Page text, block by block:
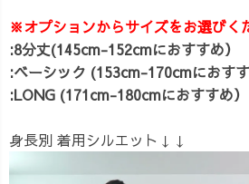
※オプションからサイズをお選びく
:8分丈(145cm-152cmにおすすめ）
:ベーシック (153cm-170cmにおすす
:LONG (171cm-180cmにおすすめ）
身長別 着用シルエット↓↓